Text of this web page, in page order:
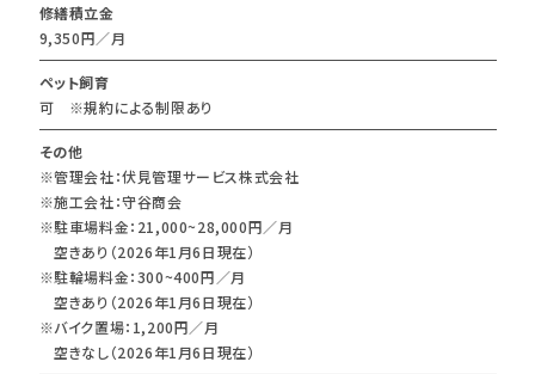
修繕積立金
9,350円／月
ペット飼育
可 ※規約による制限あり
その他
※管理会社：伏見管理サービス株式会社
※施工会社：守谷商会
※駐車場料金：21,000~28,000円／月
空きあり（2026年1月6日現在）
※駐輪場料金：300~400円／月
空きあり（2026年1月6日現在）
※バイク置場：1,200円／月
空きなし（2026年1月6日現在）